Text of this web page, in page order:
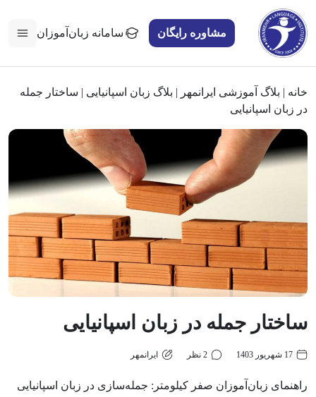
مشاوره رایگان سامانه زبان‌آموزان
خانه | بلاگ آموزشی ایرانمهر | بلاگ زبان اسپانیایی | ساختار جمله
در زبان اسپانیایی
ساختار جمله در زبان اسپانیایی
17 شهریور 1403 2 نظر ایرانمهر
راهنمای زبان‌آموزان صفر کیلومتر: جمله‌سازی در زبان اسپانیایی